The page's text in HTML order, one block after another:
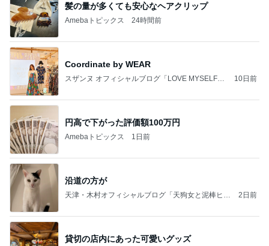
髪の量が多くても安心なヘアクリップ
Amebaトピックス 24時間前
Coordinate by WEAR
スザンヌ オフィシャルブログ「LOVE MYSELF」
10日前
円高で下がった評価額100万円
Amebaトピックス 1日前
沿道の方が
天津・木村オフィシャルブログ「天狗女と泥棒ヒゲ
2日前
貸切の店内にあった可愛いグッズ